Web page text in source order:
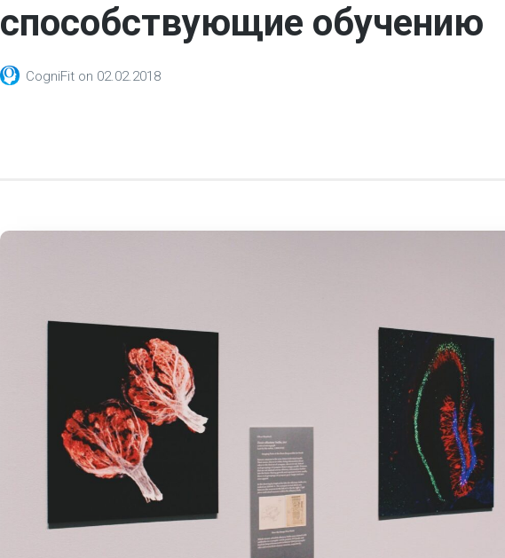
способствующие обучению
CogniFit on 02.02.2018